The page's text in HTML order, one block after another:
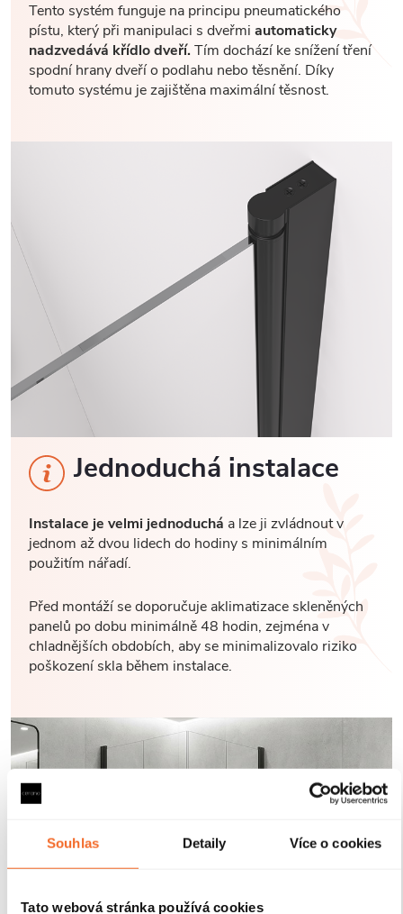
Souhlas Detaily Více o cookies
Tato webová stránka používá cookies
Tento systém funguje na principu pneumatického
pístu, který při manipulaci s dveřmi automaticky
nadzvedává křídlo dveří.Tím dochází ke snížení tření
spodní hrany dveří o podlahu nebo těsnění. Díky
tomuto systému je zajištěna maximální těsnost.
Jednoduchá instalace
Instalace je velmi jednoduchá a lze ji zvládnout v
jednom až dvou lidech do hodiny s minimálním
použitím nářadí.
Před montáží se doporučuje aklimatizace skleněných
panelů po dobu minimálně 48 hodin, zejména v
chladnějších obdobích, aby se minimalizovalo riziko
poškození skla během instalace.